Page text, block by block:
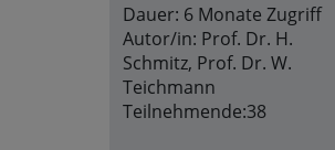
Dauer: 6 Monate Zugriff
Autor/in: Prof. Dr. H.
Schmitz, Prof. Dr. W.
Teichmann
Teilnehmende:38